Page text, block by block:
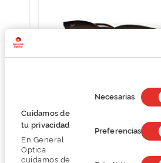
Cuidamos de
tu privacidad
En General
Optica
cuidamos de
de
consentimiento
Necesarias
Preferencias
Ray Ban RB4171
113,24 €